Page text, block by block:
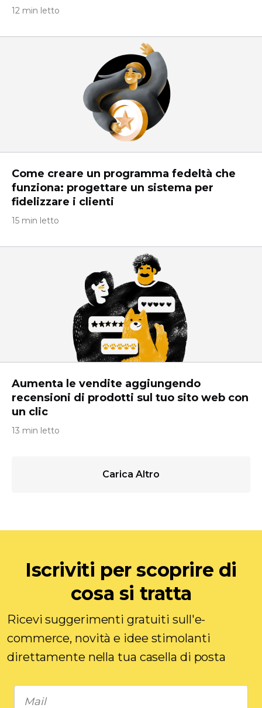
12 min letto
Come creare un programma fedeltà che
funziona: progettare un sistema per
fidelizzare i clienti
15 min letto
Aumenta le vendite aggiungendo
recensioni di prodotti sul tuo sito web con
un clic
13 min letto
Carica Altro
Iscriviti per scoprire di
cosa si tratta
Ricevi suggerimenti gratuiti sull'e-
commerce, novità e idee stimolanti
direttamente nella tua casella di posta